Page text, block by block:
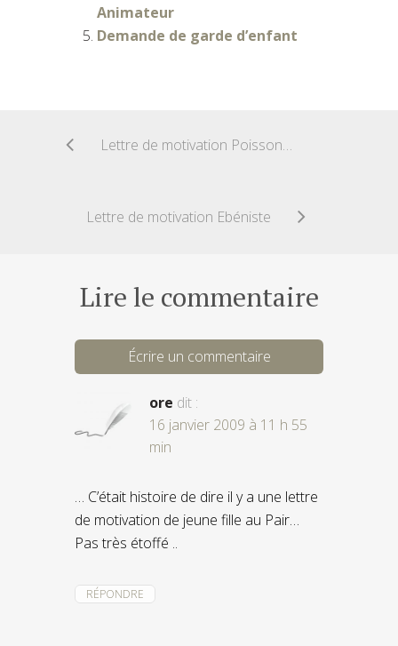
Animateur
Demande de garde d’enfant
Lettre de motivation Poissonnier
Lettre de motivation Ebéniste
Lire le commentaire
Écrire un commentaire
ore dit :
16 janvier 2009 à 11 h 55
min
… C’était histoire de dire il y a une lettre
de motivation de jeune fille au Pair…
Pas très étoffé ..
RÉPONDRE